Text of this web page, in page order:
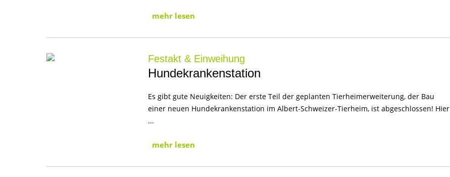
mehr lesen
Festakt & Einweihung
Hundekrankenstation
Es gibt gute Neuigkeiten: Der erste Teil der geplanten Tierheimerweiterung, der Bau
einer neuen Hundekrankenstation im Albert-Schweizer-Tierheim, ist abgeschlossen! Hier
...
mehr lesen